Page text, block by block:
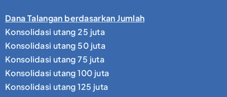
Dana Talangan berdasarkan Jumlah
Konsolidasi utang 25 juta
Konsolidasi utang 50 juta
Konsolidasi utang 75 juta
Konsolidasi utang 100 juta
Konsolidasi utang 125 juta